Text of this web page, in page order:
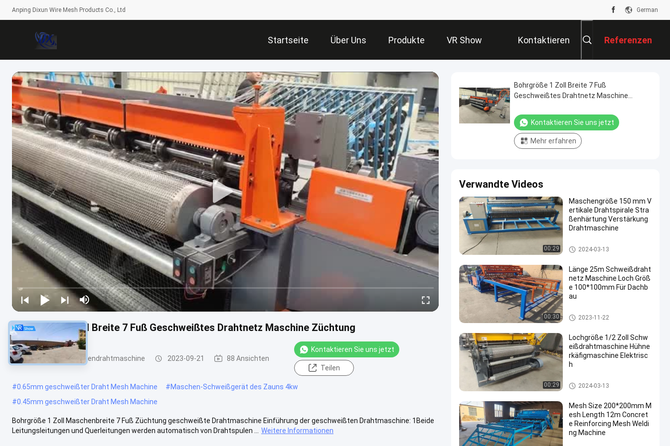
Anping Dixun Wire Mesh Products Co., Ltd German
Startseite Über Uns Produkte VR Show Kontaktieren
Sie Uns
Referenzen
Bohrgröße 1 Zoll Breite 7 Fuß Geschweißtes Drahtnetz Maschine Züchtung
geschweißte Maschendrahtmaschine 2023-09-21 88 Ansichten
Kontaktieren Sie uns jetzt
Teilen
#0.65mm geschweißter Draht Mesh Machine #Maschen-Schweißgerät des Zauns 4kw
#0.45mm geschweißter Draht Mesh Machine
Bohrgröße 1 Zoll Maschenbreite 7 Fuß Züchtung geschweißte Drahtmaschine Einführung der geschweißten Drahtmaschine: 1Beide
Leitungsleitungen und Querleitungen werden automatisch von Drahtspulen ...
Weitere Informationen
Bohrgröße 1 Zoll Breite 7 Fuß
Geschweißtes Drahtnetz Maschine
Kontaktieren Sie uns jetzt
Mehr erfahren
Verwandte Videos
00:29
Maschengröße 150 mm V
ertikale Drahtspirale Stra
ßenhärtung Verstärkung
Drahtmaschine
geschweißte Maschendrahtm
aschine
2024-03-13
00:30
Länge 25m Schweißdraht
netz Maschine Loch Größ
e 100*100mm Für Dachb
au
geschweißte Maschendrahtm
aschine
2023-11-22
00:29
Lochgröße 1/2 Zoll Schw
eißdrahtmaschine Hühne
rkäfigmaschine Elektrisc
h
geschweißte Maschendrahtm
aschine
2024-03-13
Mesh Size 200*200mm M
esh Length 12m Concret
e Reinforcing Mesh Weldi
ng Machine